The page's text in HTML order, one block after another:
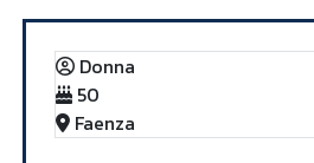
Annunci
Donna
50
Faenza